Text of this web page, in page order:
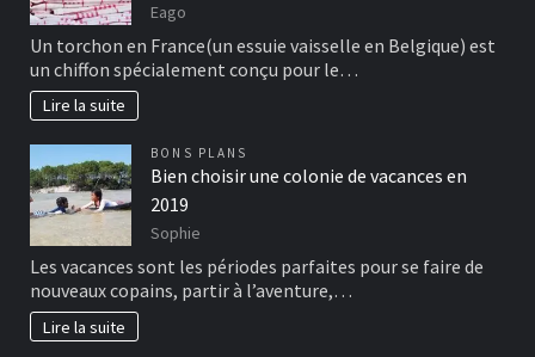
Eago
Un torchon en France(un essuie vaisselle en Belgique) est
un chiffon spécialement conçu pour le…
Lire la suite
BONS PLANS
Bien choisir une colonie de vacances en
2019
Sophie
Les vacances sont les périodes parfaites pour se faire de
nouveaux copains, partir à l’aventure,…
Lire la suite